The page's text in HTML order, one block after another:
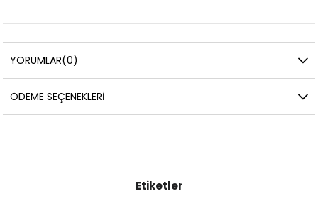
YORUMLAR(0)
ÖDEME SEÇENEKLERI
Etiketler